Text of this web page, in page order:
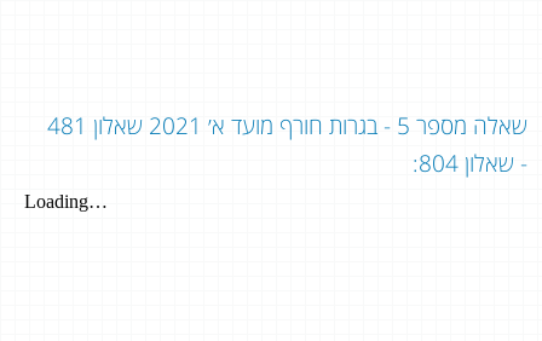
שאלה מספר 5 - בגרות חורף מועד א׳ 2021 שאלון 481
- שאלון 804: